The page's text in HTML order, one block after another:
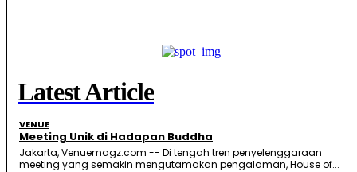
Latest Article
VENUE
Meeting Unik di Hadapan Buddha
Jakarta, Venuemagz.com -- Di tengah tren penyelenggaraan
meeting yang semakin mengutamakan pengalaman, House of...